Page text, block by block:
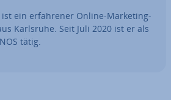
ein er­fah­re­ner Online-Marketing-
Karlsruhe. Seit Juli 2020 ist er als
tätig.